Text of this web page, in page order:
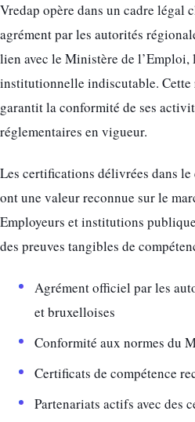
Vredap opère dans un cadre légal
agrément par les autorités
lien avec le Ministère de
institutionnelle indiscutable. Cette
garantit la conformité de ses
réglementaires en vigueur.
Les certifications délivrées dans le
ont une valeur reconnue sur le
Employeurs et institutions
des preuves tangibles de
Agrément officiel par les
et bruxelloises
Conformité aux normes du
Certificats de compétence
Partenariats actifs avec des